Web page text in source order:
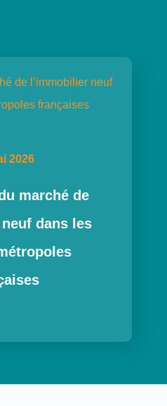
2026
marché de
dans les